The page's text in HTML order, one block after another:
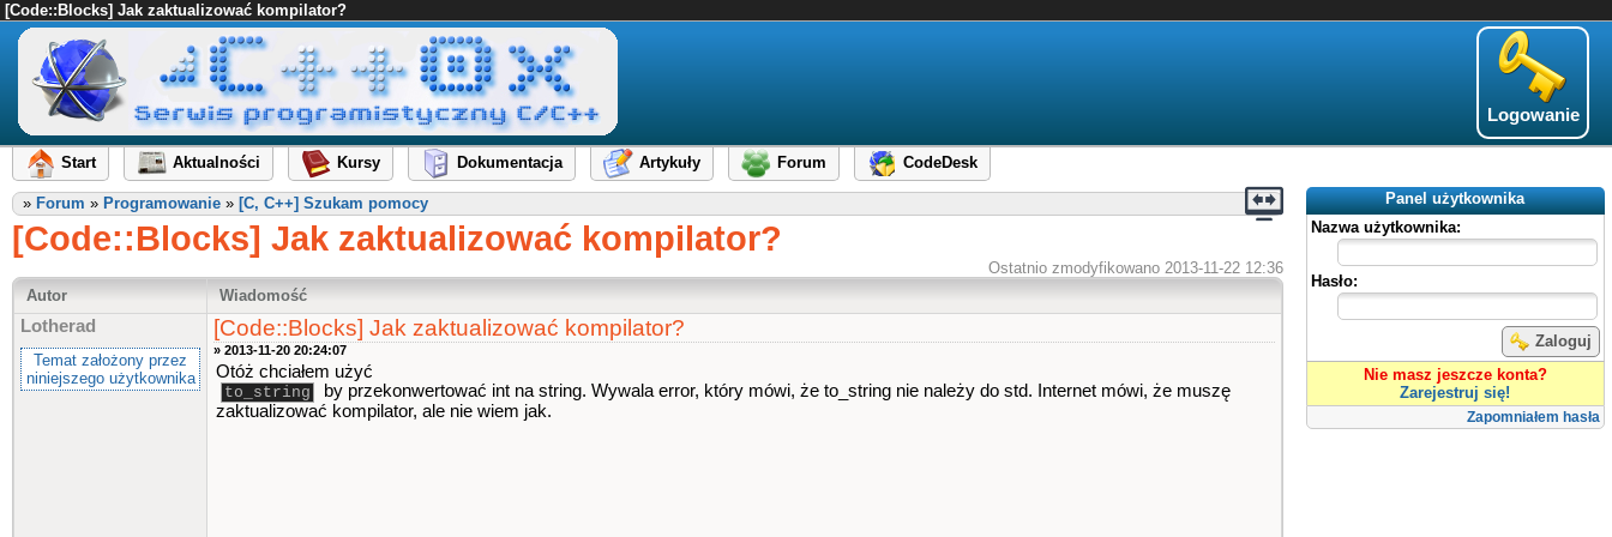
[Code::Blocks] Jak zaktualizować kompilator?
Logowanie
Start Aktualności Kursy Dokumentacja Artykuły Forum
CodeDesk
Panel użytkownika
Nazwa użytkownika:
Hasło:
Zaloguj
Nie masz jeszcze konta?
Zarejestruj się!
Zapomniałem hasła
» Forum » Programowanie » [C, C++] Szukam pomocy
[Code::Blocks] Jak zaktualizować kompilator?
Ostatnio zmodyfikowano 2013-11-22 12:36
Autor
Wiadomość
Lotherad
Temat założony przez
niniejszego użytkownika
[Code::Blocks] Jak zaktualizować kompilator?
» 2013-11-20 20:24:07
Otóż chciałem użyć
to_string
by przekonwertować int na string. Wywala error, który mówi, że to_string nie należy do std. Internet mówi, że muszę
zaktualizować kompilator, ale nie wiem jak.